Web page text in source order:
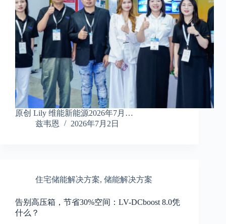
原创 Lily 维能新能源2026年7月…
兹韦恩
2026年7月2日
住宅储能解决方案, 储能解决方案
告别高压箱，节省30%空间：LV-DCboost 8.0凭
什么？